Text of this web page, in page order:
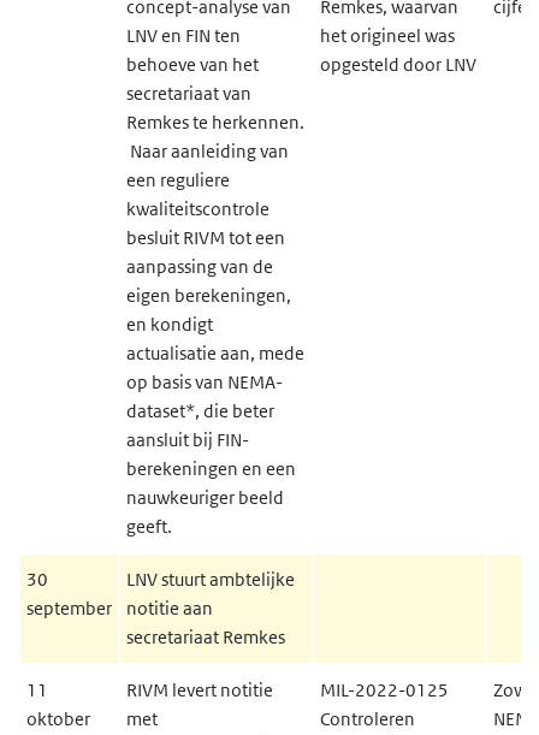
concept-analyse van
LNV en FIN ten
behoeve van het
secretariaat van
Remkes te herkennen.
Naar aanleiding van
een reguliere
kwaliteitscontrole
besluit RIVM tot een
aanpassing van de
eigen berekeningen,
en kondigt
actualisatie aan, mede
op basis van NEMA-
dataset*, die beter
aansluit bij FIN-
berekeningen en een
nauwkeuriger beeld
geeft.
Remkes, waarvan
het origineel was
opgesteld door LNV
cijfers
30
september
LNV stuurt ambtelijke
notitie aan
secretariaat Remkes
11
oktober
RIVM levert notitie
met
MIL-2022-0125
Controleren